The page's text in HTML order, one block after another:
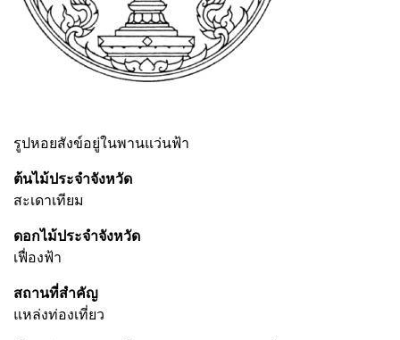
รูปหอยสังข์อยู่ในพานแว่นฟ้า
ต้นไม้ประจำจังหวัด
สะเดาเทียม
ดอกไม้ประจำจังหวัด
เฟื่องฟ้า
สถานที่สำคัญ
แหล่งท่องเที่ยว